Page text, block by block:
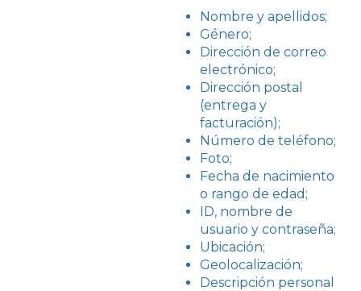
Nombre y apellidos;
Género;
Dirección de correo
electrónico;
Dirección postal
(entrega y
facturación);
Número de teléfono;
Foto;
Fecha de nacimiento
o rango de edad;
ID, nombre de
usuario y contraseña;
Ubicación;
Geolocalización;
Descripción personal